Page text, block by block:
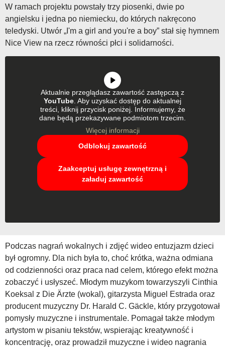
W ramach projektu powstały trzy piosenki, dwie po
angielsku i jedna po niemiecku, do których nakręcono
teledyski. Utwór „I'm a girl and you're a boy” stał się hymnem
Nice View na rzecz równości płci i solidarności.
Aktualnie przeglądasz zawartość zastępczą z
YouTube . Aby uzyskać dostęp do aktualnej
treści, kliknij przycisk poniżej. Informujemy, że
dane będą przekazywane podmiotom trzecim.
Więcej informacji
Odblokuj zawartość
Zaakceptuj usługę zewnętrzną i
załaduj zawartość
Podczas nagrań wokalnych i zdjęć wideo entuzjazm dzieci
był ogromny. Dla nich była to, choć krótka, ważna odmiana
od codzienności oraz praca nad celem, którego efekt można
zobaczyć i usłyszeć. Młodym muzykom towarzyszyli Cinthia
Koeksal z Die Ärzte (wokal), gitarzysta Miguel Estrada oraz
producent muzyczny Dr. Harald C. Gäckle, który przygotował
pomysły muzyczne i instrumentale. Pomagał także młodym
artystom w pisaniu tekstów, wspierając kreatywność i
koncentrację, oraz prowadził muzyczne i wideo nagrania